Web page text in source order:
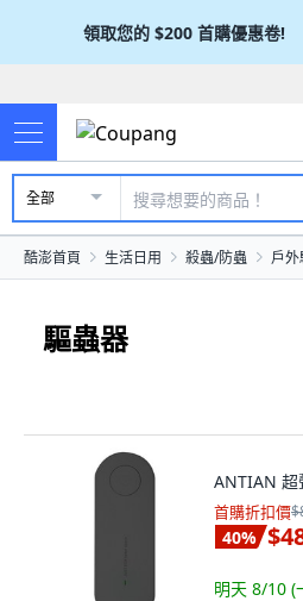
領取您的 $200 首購優惠卷!
全部
酷澎首頁 生活日用 殺蟲/防蟲 戶
驅蟲器
ANTIAN 超
首購折扣價
40%
明天 8/10 (